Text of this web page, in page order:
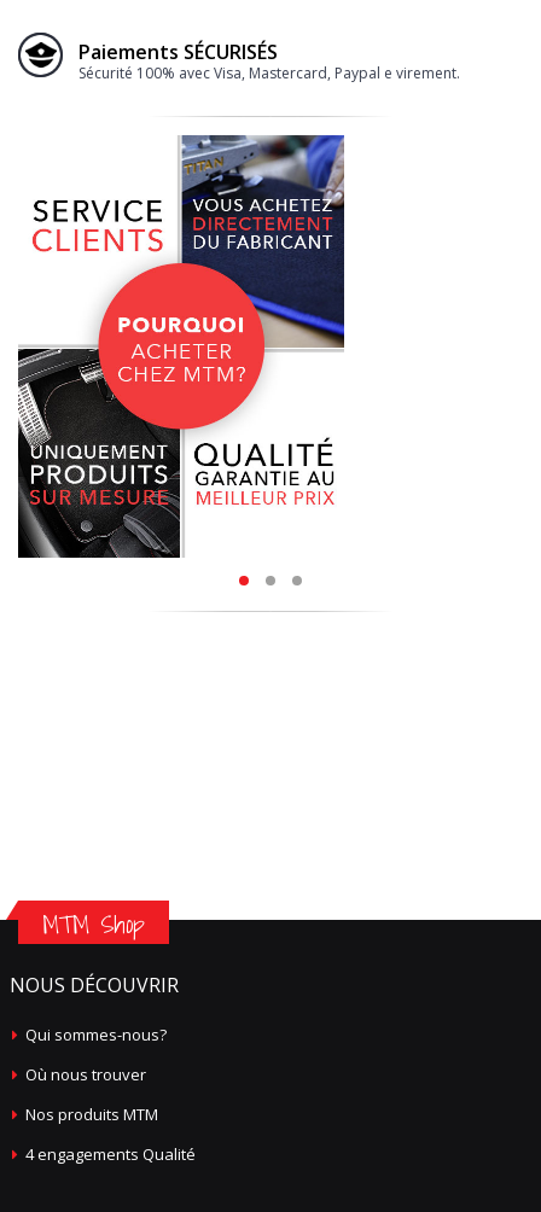
Paiements SÉCURISÉS
Sécurité 100% avec Visa, Mastercard, Paypal e virement.
MTM Shop
NOUS DÉCOUVRIR
Qui sommes-nous?
Où nous trouver
Nos produits MTM
4 engagements Qualité